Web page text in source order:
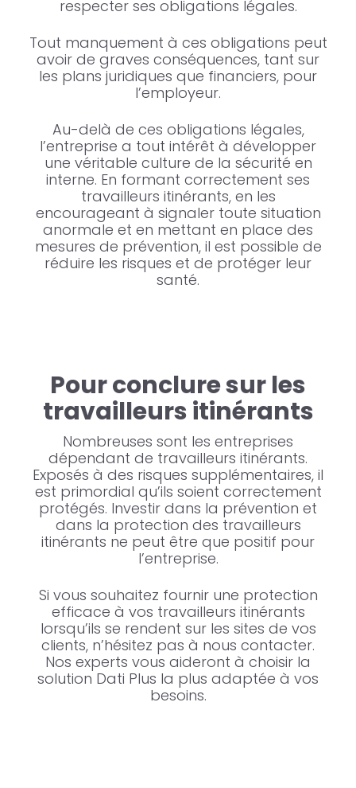
respecter ses obligations légales.
Tout manquement à ces obligations peut
avoir de graves conséquences, tant sur
les plans juridiques que financiers, pour
l’employeur.
Au-delà de ces obligations légales,
l’entreprise a tout intérêt à développer
une véritable culture de la sécurité en
interne. En formant correctement ses
travailleurs itinérants, en les
encourageant à signaler toute situation
anormale et en mettant en place des
mesures de prévention, il est possible de
réduire les risques et de protéger leur
santé.
Pour conclure sur les
travailleurs itinérants
Nombreuses sont les entreprises
dépendant de travailleurs itinérants.
Exposés à des risques supplémentaires, il
est primordial qu’ils soient correctement
protégés. Investir dans la prévention et
dans la protection des travailleurs
itinérants ne peut être que positif pour
l’entreprise.
Si vous souhaitez fournir une protection
efficace à vos travailleurs itinérants
lorsqu’ils se rendent sur les sites de vos
clients, n’hésitez pas à nous contacter.
Nos experts vous aideront à choisir la
solution Dati Plus la plus adaptée à vos
besoins.